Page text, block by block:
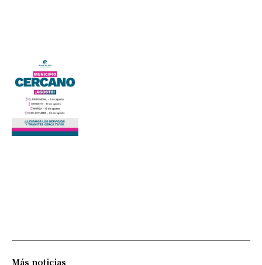
Más noticias